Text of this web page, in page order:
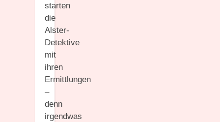
starten
die
Alster-
Detektive
mit
ihren
Ermittlungen
–
denn
irgendwas